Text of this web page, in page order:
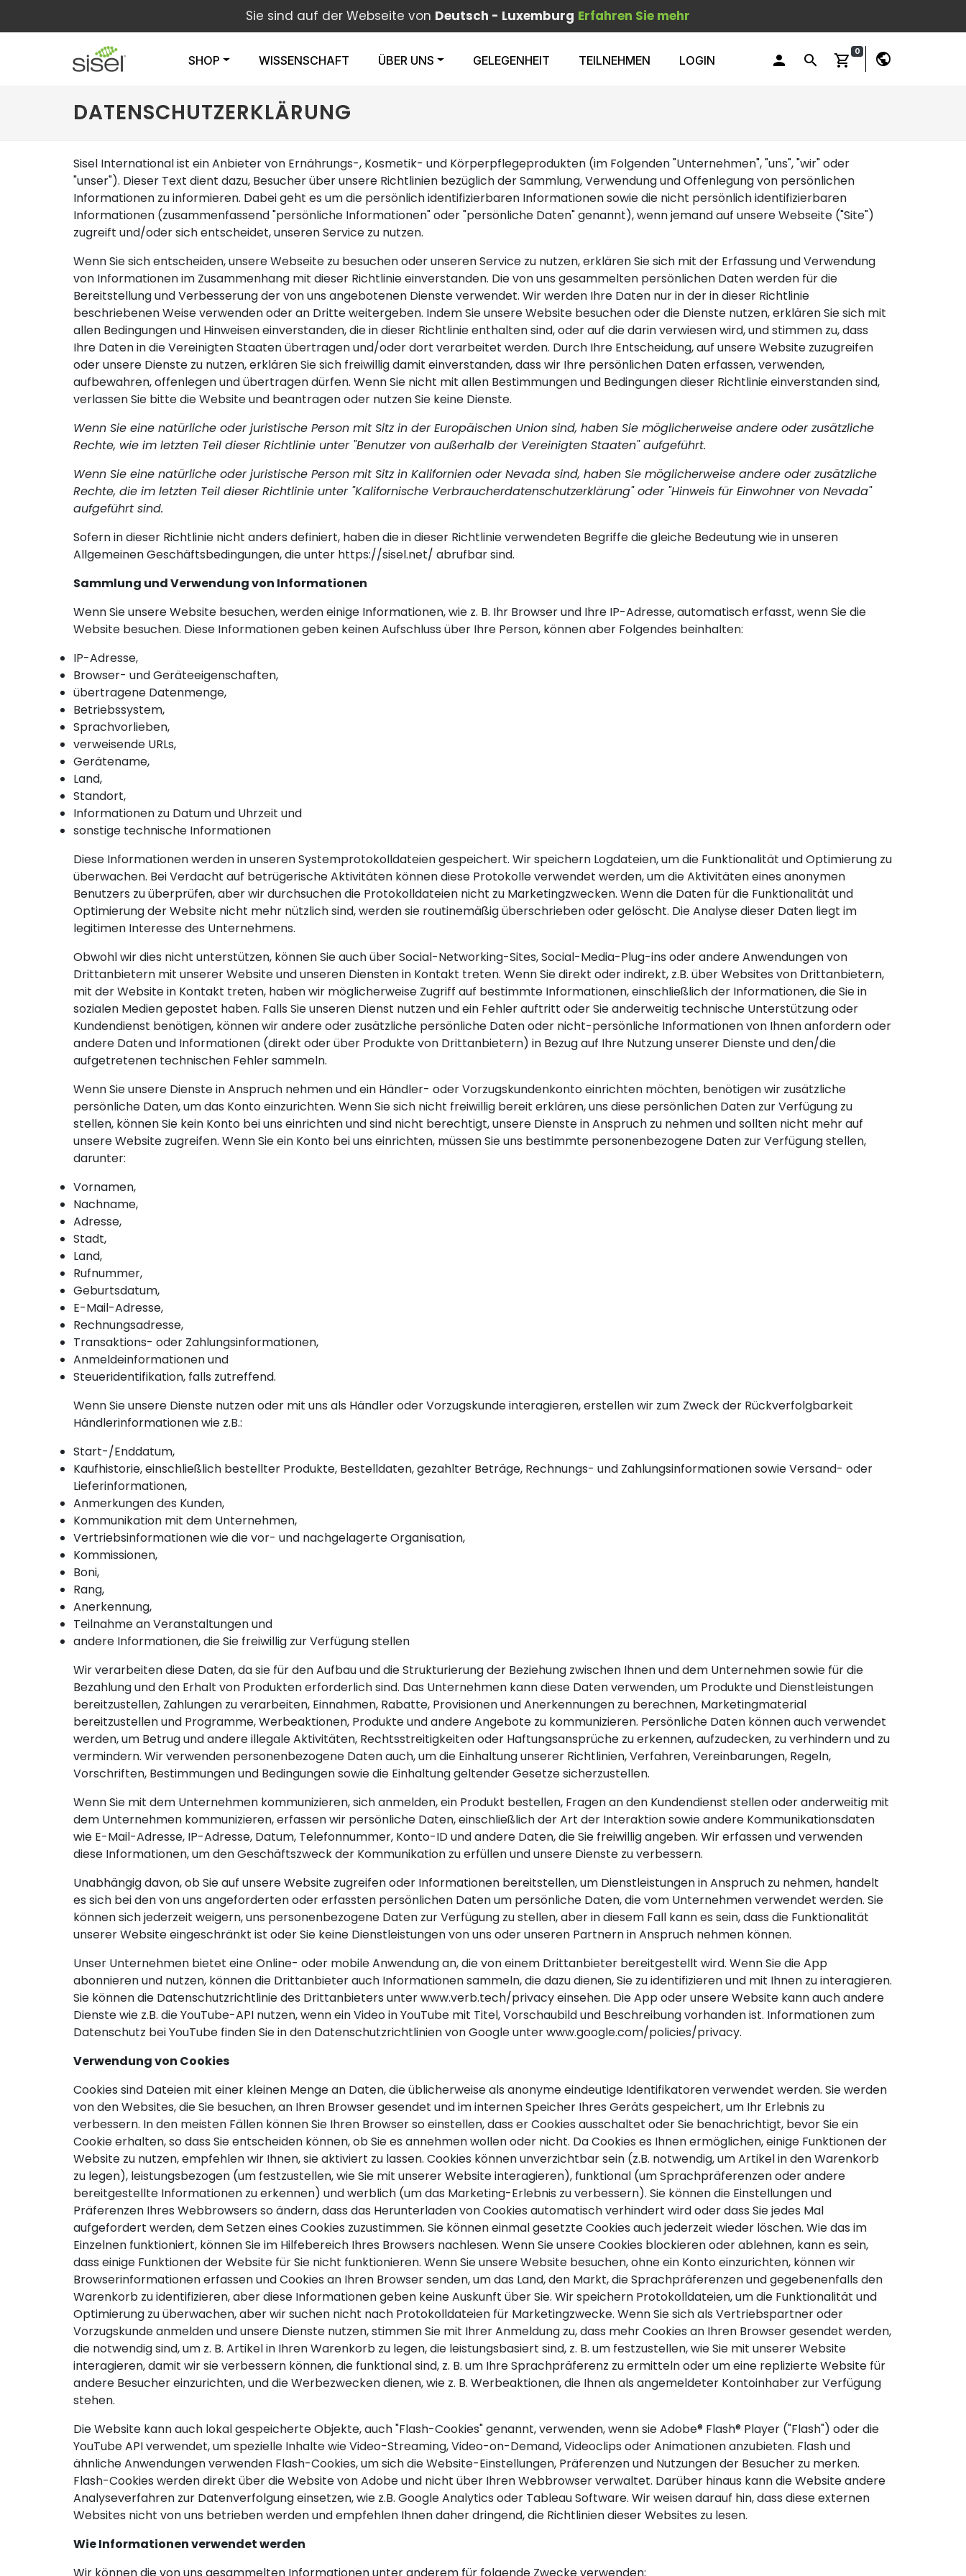
Sie sind auf der Webseite von Deutsch - Luxemburg Erfahren Sie mehr
SHOP WISSENSCHAFT ÜBER UNS GELEGENHEIT TEILNEHMEN LOGIN person search shopping_cart
0 public
DATENSCHUTZERKLÄRUNG
Sisel International ist ein Anbieter von Ernährungs-, Kosmetik- und Körperpflegeprodukten (im Folgenden "Unternehmen", "uns", "wir" oder
"unser"). Dieser Text dient dazu, Besucher über unsere Richtlinien bezüglich der Sammlung, Verwendung und Offenlegung von persönlichen
Informationen zu informieren. Dabei geht es um die persönlich identifizierbaren Informationen sowie die nicht persönlich identifizierbaren
Informationen (zusammenfassend "persönliche Informationen" oder "persönliche Daten" genannt), wenn jemand auf unsere Webseite ("Site")
zugreift und/oder sich entscheidet, unseren Service zu nutzen.
Wenn Sie sich entscheiden, unsere Webseite zu besuchen oder unseren Service zu nutzen, erklären Sie sich mit der Erfassung und Verwendung
von Informationen im Zusammenhang mit dieser Richtlinie einverstanden. Die von uns gesammelten persönlichen Daten werden für die
Bereitstellung und Verbesserung der von uns angebotenen Dienste verwendet. Wir werden Ihre Daten nur in der in dieser Richtlinie
beschriebenen Weise verwenden oder an Dritte weitergeben. Indem Sie unsere Website besuchen oder die Dienste nutzen, erklären Sie sich mit
allen Bedingungen und Hinweisen einverstanden, die in dieser Richtlinie enthalten sind, oder auf die darin verwiesen wird, und stimmen zu, dass
Ihre Daten in die Vereinigten Staaten übertragen und/oder dort verarbeitet werden. Durch Ihre Entscheidung, auf unsere Website zuzugreifen
oder unsere Dienste zu nutzen, erklären Sie sich freiwillig damit einverstanden, dass wir Ihre persönlichen Daten erfassen, verwenden,
aufbewahren, offenlegen und übertragen dürfen. Wenn Sie nicht mit allen Bestimmungen und Bedingungen dieser Richtlinie einverstanden sind,
verlassen Sie bitte die Website und beantragen oder nutzen Sie keine Dienste.
Wenn Sie eine natürliche oder juristische Person mit Sitz in der Europäischen Union sind, haben Sie möglicherweise andere oder zusätzliche
Rechte, wie im letzten Teil dieser Richtlinie unter "Benutzer von außerhalb der Vereinigten Staaten" aufgeführt.
Wenn Sie eine natürliche oder juristische Person mit Sitz in Kalifornien oder Nevada sind, haben Sie möglicherweise andere oder zusätzliche
Rechte, die im letzten Teil dieser Richtlinie unter "Kalifornische Verbraucherdatenschutzerklärung" oder "Hinweis für Einwohner von Nevada"
aufgeführt sind.
Sofern in dieser Richtlinie nicht anders definiert, haben die in dieser Richtlinie verwendeten Begriffe die gleiche Bedeutung wie in unseren
Allgemeinen Geschäftsbedingungen, die unter https://sisel.net/ abrufbar sind.
Sammlung und Verwendung von Informationen
Wenn Sie unsere Website besuchen, werden einige Informationen, wie z. B. Ihr Browser und Ihre IP-Adresse, automatisch erfasst, wenn Sie die
Website besuchen. Diese Informationen geben keinen Aufschluss über Ihre Person, können aber Folgendes beinhalten:
IP-Adresse,
Browser- und Geräteeigenschaften,
übertragene Datenmenge,
Betriebssystem,
Sprachvorlieben,
verweisende URLs,
Gerätename,
Land,
Standort,
Informationen zu Datum und Uhrzeit und
sonstige technische Informationen
Diese Informationen werden in unseren Systemprotokolldateien gespeichert. Wir speichern Logdateien, um die Funktionalität und Optimierung zu
überwachen. Bei Verdacht auf betrügerische Aktivitäten können diese Protokolle verwendet werden, um die Aktivitäten eines anonymen
Benutzers zu überprüfen, aber wir durchsuchen die Protokolldateien nicht zu Marketingzwecken. Wenn die Daten für die Funktionalität und
Optimierung der Website nicht mehr nützlich sind, werden sie routinemäßig überschrieben oder gelöscht. Die Analyse dieser Daten liegt im
legitimen Interesse des Unternehmens.
Obwohl wir dies nicht unterstützen, können Sie auch über Social-Networking-Sites, Social-Media-Plug-ins oder andere Anwendungen von
Drittanbietern mit unserer Website und unseren Diensten in Kontakt treten. Wenn Sie direkt oder indirekt, z.B. über Websites von Drittanbietern,
mit der Website in Kontakt treten, haben wir möglicherweise Zugriff auf bestimmte Informationen, einschließlich der Informationen, die Sie in
sozialen Medien gepostet haben. Falls Sie unseren Dienst nutzen und ein Fehler auftritt oder Sie anderweitig technische Unterstützung oder
Kundendienst benötigen, können wir andere oder zusätzliche persönliche Daten oder nicht-persönliche Informationen von Ihnen anfordern oder
andere Daten und Informationen (direkt oder über Produkte von Drittanbietern) in Bezug auf Ihre Nutzung unserer Dienste und den/die
aufgetretenen technischen Fehler sammeln.
Wenn Sie unsere Dienste in Anspruch nehmen und ein Händler- oder Vorzugskundenkonto einrichten möchten, benötigen wir zusätzliche
persönliche Daten, um das Konto einzurichten. Wenn Sie sich nicht freiwillig bereit erklären, uns diese persönlichen Daten zur Verfügung zu
stellen, können Sie kein Konto bei uns einrichten und sind nicht berechtigt, unsere Dienste in Anspruch zu nehmen und sollten nicht mehr auf
unsere Website zugreifen. Wenn Sie ein Konto bei uns einrichten, müssen Sie uns bestimmte personenbezogene Daten zur Verfügung stellen,
darunter:
Vornamen,
Nachname,
Adresse,
Stadt,
Land,
Rufnummer,
Geburtsdatum,
E-Mail-Adresse,
Rechnungsadresse,
Transaktions- oder Zahlungsinformationen,
Anmeldeinformationen und
Steueridentifikation, falls zutreffend.
Wenn Sie unsere Dienste nutzen oder mit uns als Händler oder Vorzugskunde interagieren, erstellen wir zum Zweck der Rückverfolgbarkeit
Händlerinformationen wie z.B.:
Start-/Enddatum,
Kaufhistorie, einschließlich bestellter Produkte, Bestelldaten, gezahlter Beträge, Rechnungs- und Zahlungsinformationen sowie Versand- oder
Lieferinformationen,
Anmerkungen des Kunden,
Kommunikation mit dem Unternehmen,
Vertriebsinformationen wie die vor- und nachgelagerte Organisation,
Kommissionen,
Boni,
Rang,
Anerkennung,
Teilnahme an Veranstaltungen und
andere Informationen, die Sie freiwillig zur Verfügung stellen
Wir verarbeiten diese Daten, da sie für den Aufbau und die Strukturierung der Beziehung zwischen Ihnen und dem Unternehmen sowie für die
Bezahlung und den Erhalt von Produkten erforderlich sind. Das Unternehmen kann diese Daten verwenden, um Produkte und Dienstleistungen
bereitzustellen, Zahlungen zu verarbeiten, Einnahmen, Rabatte, Provisionen und Anerkennungen zu berechnen, Marketingmaterial
bereitzustellen und Programme, Werbeaktionen, Produkte und andere Angebote zu kommunizieren. Persönliche Daten können auch verwendet
werden, um Betrug und andere illegale Aktivitäten, Rechtsstreitigkeiten oder Haftungsansprüche zu erkennen, aufzudecken, zu verhindern und zu
vermindern. Wir verwenden personenbezogene Daten auch, um die Einhaltung unserer Richtlinien, Verfahren, Vereinbarungen, Regeln,
Vorschriften, Bestimmungen und Bedingungen sowie die Einhaltung geltender Gesetze sicherzustellen.
Wenn Sie mit dem Unternehmen kommunizieren, sich anmelden, ein Produkt bestellen, Fragen an den Kundendienst stellen oder anderweitig mit
dem Unternehmen kommunizieren, erfassen wir persönliche Daten, einschließlich der Art der Interaktion sowie andere Kommunikationsdaten
wie E-Mail-Adresse, IP-Adresse, Datum, Telefonnummer, Konto-ID und andere Daten, die Sie freiwillig angeben. Wir erfassen und verwenden
diese Informationen, um den Geschäftszweck der Kommunikation zu erfüllen und unsere Dienste zu verbessern.
Unabhängig davon, ob Sie auf unsere Website zugreifen oder Informationen bereitstellen, um Dienstleistungen in Anspruch zu nehmen, handelt
es sich bei den von uns angeforderten oder erfassten persönlichen Daten um persönliche Daten, die vom Unternehmen verwendet werden. Sie
können sich jederzeit weigern, uns personenbezogene Daten zur Verfügung zu stellen, aber in diesem Fall kann es sein, dass die Funktionalität
unserer Website eingeschränkt ist oder Sie keine Dienstleistungen von uns oder unseren Partnern in Anspruch nehmen können.
Unser Unternehmen bietet eine Online- oder mobile Anwendung an, die von einem Drittanbieter bereitgestellt wird. Wenn Sie die App
abonnieren und nutzen, können die Drittanbieter auch Informationen sammeln, die dazu dienen, Sie zu identifizieren und mit Ihnen zu interagieren.
Sie können die Datenschutzrichtlinie des Drittanbieters unter www.verb.tech/privacy einsehen. Die App oder unsere Website kann auch andere
Dienste wie z.B. die YouTube-API nutzen, wenn ein Video in YouTube mit Titel, Vorschaubild und Beschreibung vorhanden ist. Informationen zum
Datenschutz bei YouTube finden Sie in den Datenschutzrichtlinien von Google unter www.google.com/policies/privacy.
Verwendung von Cookies
Cookies sind Dateien mit einer kleinen Menge an Daten, die üblicherweise als anonyme eindeutige Identifikatoren verwendet werden. Sie werden
von den Websites, die Sie besuchen, an Ihren Browser gesendet und im internen Speicher Ihres Geräts gespeichert, um Ihr Erlebnis zu
verbessern. In den meisten Fällen können Sie Ihren Browser so einstellen, dass er Cookies ausschaltet oder Sie benachrichtigt, bevor Sie ein
Cookie erhalten, so dass Sie entscheiden können, ob Sie es annehmen wollen oder nicht. Da Cookies es Ihnen ermöglichen, einige Funktionen der
Website zu nutzen, empfehlen wir Ihnen, sie aktiviert zu lassen. Cookies können unverzichtbar sein (z.B. notwendig, um Artikel in den Warenkorb
zu legen), leistungsbezogen (um festzustellen, wie Sie mit unserer Website interagieren), funktional (um Sprachpräferenzen oder andere
bereitgestellte Informationen zu erkennen) und werblich (um das Marketing-Erlebnis zu verbessern). Sie können die Einstellungen und
Präferenzen Ihres Webbrowsers so ändern, dass das Herunterladen von Cookies automatisch verhindert wird oder dass Sie jedes Mal
aufgefordert werden, dem Setzen eines Cookies zuzustimmen. Sie können einmal gesetzte Cookies auch jederzeit wieder löschen. Wie das im
Einzelnen funktioniert, können Sie im Hilfebereich Ihres Browsers nachlesen. Wenn Sie unsere Cookies blockieren oder ablehnen, kann es sein,
dass einige Funktionen der Website für Sie nicht funktionieren. Wenn Sie unsere Website besuchen, ohne ein Konto einzurichten, können wir
Browserinformationen erfassen und Cookies an Ihren Browser senden, um das Land, den Markt, die Sprachpräferenzen und gegebenenfalls den
Warenkorb zu identifizieren, aber diese Informationen geben keine Auskunft über Sie. Wir speichern Protokolldateien, um die Funktionalität und
Optimierung zu überwachen, aber wir suchen nicht nach Protokolldateien für Marketingzwecke. Wenn Sie sich als Vertriebspartner oder
Vorzugskunde anmelden und unsere Dienste nutzen, stimmen Sie mit Ihrer Anmeldung zu, dass mehr Cookies an Ihren Browser gesendet werden,
die notwendig sind, um z. B. Artikel in Ihren Warenkorb zu legen, die leistungsbasiert sind, z. B. um festzustellen, wie Sie mit unserer Website
interagieren, damit wir sie verbessern können, die funktional sind, z. B. um Ihre Sprachpräferenz zu ermitteln oder um eine replizierte Website für
andere Besucher einzurichten, und die Werbezwecken dienen, wie z. B. Werbeaktionen, die Ihnen als angemeldeter Kontoinhaber zur Verfügung
stehen.
Die Website kann auch lokal gespeicherte Objekte, auch "Flash-Cookies" genannt, verwenden, wenn sie Adobe® Flash® Player ("Flash") oder die
YouTube API verwendet, um spezielle Inhalte wie Video-Streaming, Video-on-Demand, Videoclips oder Animationen anzubieten. Flash und
ähnliche Anwendungen verwenden Flash-Cookies, um sich die Website-Einstellungen, Präferenzen und Nutzungen der Besucher zu merken.
Flash-Cookies werden direkt über die Website von Adobe und nicht über Ihren Webbrowser verwaltet. Darüber hinaus kann die Website andere
Analyseverfahren zur Datenverfolgung einsetzen, wie z.B. Google Analytics oder Tableau Software. Wir weisen darauf hin, dass diese externen
Websites nicht von uns betrieben werden und empfehlen Ihnen daher dringend, die Richtlinien dieser Websites zu lesen.
Wie Informationen verwendet werden